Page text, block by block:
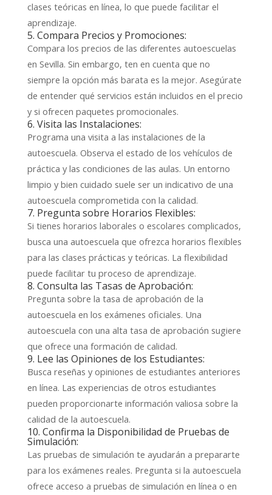
clases teóricas en línea, lo que puede facilitar el
aprendizaje.
5. Compara Precios y Promociones:
Compara los precios de las diferentes autoescuelas
en Sevilla. Sin embargo, ten en cuenta que no
siempre la opción más barata es la mejor. Asegúrate
de entender qué servicios están incluidos en el precio
y si ofrecen paquetes promocionales.
6. Visita las Instalaciones:
Programa una visita a las instalaciones de la
autoescuela. Observa el estado de los vehículos de
práctica y las condiciones de las aulas. Un entorno
limpio y bien cuidado suele ser un indicativo de una
autoescuela comprometida con la calidad.
7. Pregunta sobre Horarios Flexibles:
Si tienes horarios laborales o escolares complicados,
busca una autoescuela que ofrezca horarios flexibles
para las clases prácticas y teóricas. La flexibilidad
puede facilitar tu proceso de aprendizaje.
8. Consulta las Tasas de Aprobación:
Pregunta sobre la tasa de aprobación de la
autoescuela en los exámenes oficiales. Una
autoescuela con una alta tasa de aprobación sugiere
que ofrece una formación de calidad.
9. Lee las Opiniones de los Estudiantes:
Busca reseñas y opiniones de estudiantes anteriores
en línea. Las experiencias de otros estudiantes
pueden proporcionarte información valiosa sobre la
calidad de la autoescuela.
10. Confirma la Disponibilidad de Pruebas de
Simulación:
Las pruebas de simulación te ayudarán a prepararte
para los exámenes reales. Pregunta si la autoescuela
ofrece acceso a pruebas de simulación en línea o en